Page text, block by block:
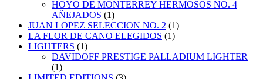
HOYO DE MONTERREY HERMOSOS NO. 4
AÑEJADOS (1)
JUAN LOPEZ SELECCION NO. 2 (1)
LA FLOR DE CANO ELEGIDOS (1)
LIGHTERS (1)
DAVIDOFF PRESTIGE PALLADIUM LIGHTER
(1)